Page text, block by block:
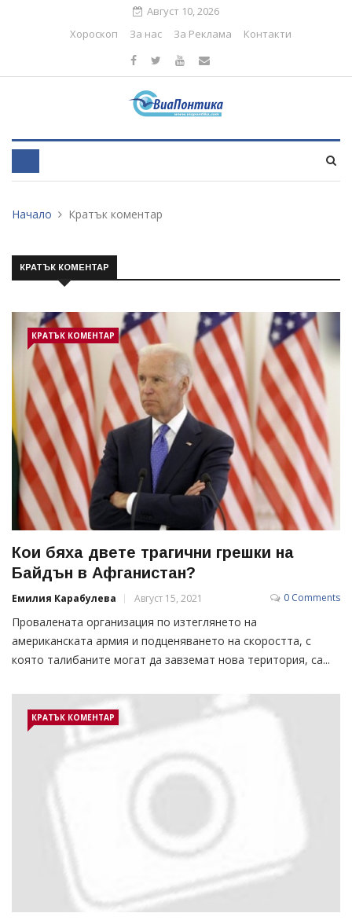
Август 10, 2026
Хороскоп
За нас За Реклама Контакти
Начало Кратък коментар
КРАТЪК КОМЕНТАР
КРАТЪК КОМЕНТАР
Кои бяха двете трагични грешки на
Байдън в Афганистан?
Емилия Карабулева Август 15, 2021 0 Comments
Провалената организация по изтеглянето на
американската армия и подценяването на скоростта, с
която талибаните могат да завземат нова територия, са...
КРАТЪК КОМЕНТАР